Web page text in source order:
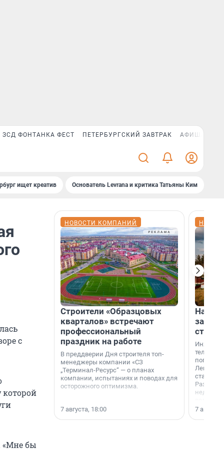
ЗСД ФОНТАНКА ФЕСТ ПЕТЕРБУРГСКИЙ ЗАВТРАК АФИША PLUS
ищет креатив Основатель Levrana и критика Татьяны Ким
с
которой
«Мне бы
НОВОСТИ КОМПАНИЙ
Строители «Образцовых
кварталов» встречают
профессиональный
праздник на работе
В преддверии Дня строителя топ-
менеджеры компании «СЗ
„Терминал-Ресурс“ — о планах
компании, испытаниях и поводах для
осторожного оптимизма.
7 августа, 18:00
На
станции
7